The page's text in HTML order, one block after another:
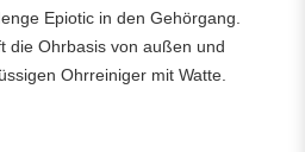
Epiotic in den Gehörgang.
die Ohrbasis von außen und
Ohrreiniger mit Watte.